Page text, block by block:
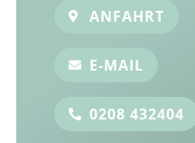
ANFAHRT
E-MAIL
0208 432404